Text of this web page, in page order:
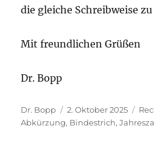
die gleiche Schreibweise
Mit freundlichen Grüßen
Dr. Bopp
Autor
Dr. Bopp
Veröffentlicht
am
2. Oktober 2025
Abkürzung, Bindestrich,